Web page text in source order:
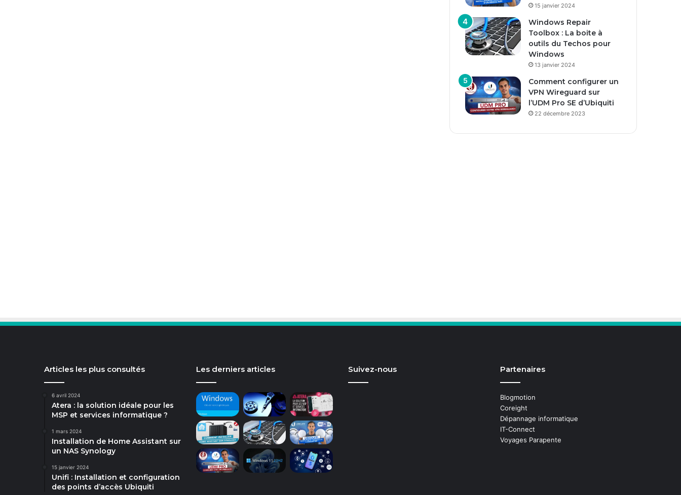
15 janvier 2024
Windows Repair
Toolbox : La boite à
outils du Techos pour
Windows
13 janvier 2024
Comment configurer un
VPN Wireguard sur
l’UDM Pro SE d’Ubiquiti
22 décembre 2023
Articles les plus consultés
6 avril 2024
Atera : la solution idéale pour les
MSP et services informatique ?
1 mars 2024
Installation de Home Assistant sur
un NAS Synology
15 janvier 2024
Unifi : Installation et configuration
des points d’accès Ubiquiti
Les derniers articles Suivez-nous Partenaires
Blogmotion
Coreight
Dépannage informatique
IT-Connect
Voyages Parapente